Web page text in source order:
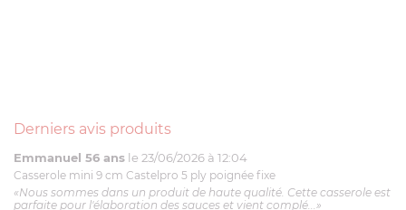
Derniers avis produits
Emmanuel 56 ans le 23/06/2026 à 12:04
Casserole mini 9 cm Castelpro 5 ply poignée fixe
«Nous sommes dans un produit de haute qualité. Cette casserole est
parfaite pour l'élaboration des sauces et vient complé...»